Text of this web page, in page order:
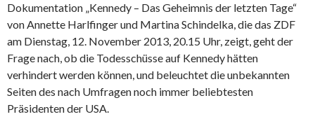
Dokumentation „Kennedy – Das Geheimnis der letzten Tage“
von Annette Harlfinger und Martina Schindelka, die das ZDF
am Dienstag, 12. November 2013, 20.15 Uhr, zeigt, geht der
Frage nach, ob die Todesschüsse auf Kennedy hätten
verhindert werden können, und beleuchtet die unbekannten
Seiten des nach Umfragen noch immer beliebtesten
Präsidenten der USA.